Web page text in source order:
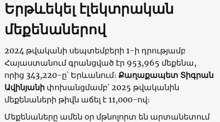
Երթևեկել էլեկտրական
մեքենաներով
2024 թվականի սեպտեմբերի 1-ի դրությամբ
Հայաստանում գրանցված էր 953,965 մեքենա,
որից 343,220-ը՝ Երևանում։ Քաղաքապետ Տիգրան
Ավինյանիփոխանցմամբ՝ 2025 թվականին
մեքենաների թիվն աճել է 11,000-ով։
Մեքենաները ամեն օր մթնոլորտ են արտանետում